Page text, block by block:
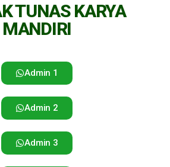
TUNAS KARYA
MANDIRI
Admin 1
Admin 2
Admin 3